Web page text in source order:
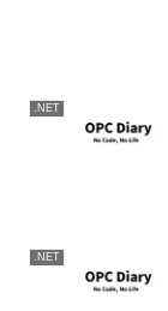
.NET
.NET